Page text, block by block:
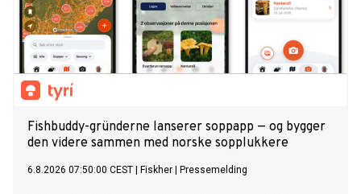
Fishbuddy-gründerne lanserer soppapp — og bygger
den videre sammen med norske sopplukkere
6.8.2026 07:50:00 CEST Fiskher Pressemelding